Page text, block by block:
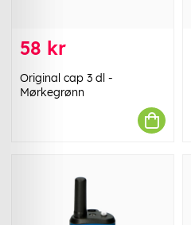
58 kr
Original cap 3 dl -
Mørkegrønn